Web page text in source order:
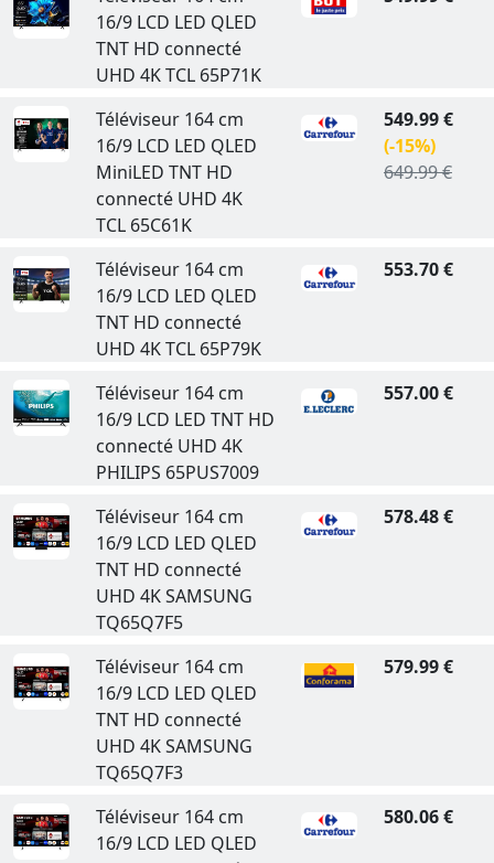
16/9 LCD LED QLED
TNT HD connecté
UHD 4K TCL 65P71K
Téléviseur 164 cm
16/9 LCD LED QLED
MiniLED TNT HD
connecté UHD 4K
TCL 65C61K
549.99 €
(-15%)
649.99 €
Téléviseur 164 cm
16/9 LCD LED QLED
TNT HD connecté
UHD 4K TCL 65P79K
553.70 €
Téléviseur 164 cm
16/9 LCD LED TNT HD
connecté UHD 4K
PHILIPS 65PUS7009
557.00 €
Téléviseur 164 cm
16/9 LCD LED QLED
TNT HD connecté
UHD 4K SAMSUNG
TQ65Q7F5
578.48 €
Téléviseur 164 cm
16/9 LCD LED QLED
TNT HD connecté
UHD 4K SAMSUNG
TQ65Q7F3
579.99 €
Téléviseur 164 cm
16/9 LCD LED QLED
580.06 €